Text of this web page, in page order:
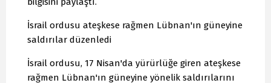
İsrail ordusu ateşkese rağmen Lübnan'ın güneyine
saldırılar düzenledi
İsrail ordusu, 17 Nisan'da yürürlüğe giren ateşkese
rağmen Lübnan'ın güneyine yönelik saldırılarını